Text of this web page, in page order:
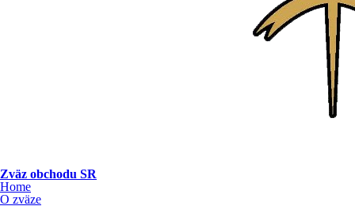
Zväz obchodu SR
Home
O zväze